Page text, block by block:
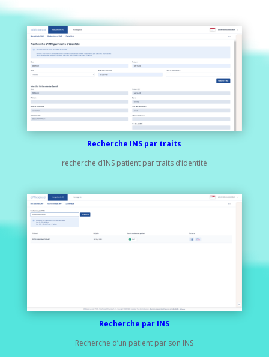
Recherche INS par traits
recherche d’INS patient par traits d’identité
Recherche par INS
Recherche d’un patient par son INS